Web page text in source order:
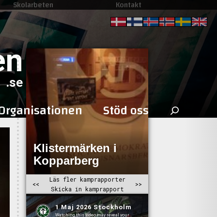
Skolarbeten Kontakt
.se
Stöd oss Sök
efter: